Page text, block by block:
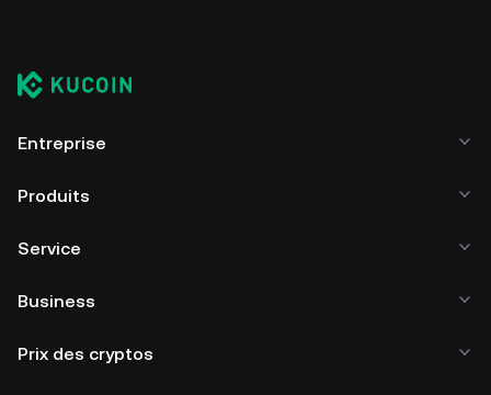
Entreprise
Produits
Service
Business
Prix des cryptos